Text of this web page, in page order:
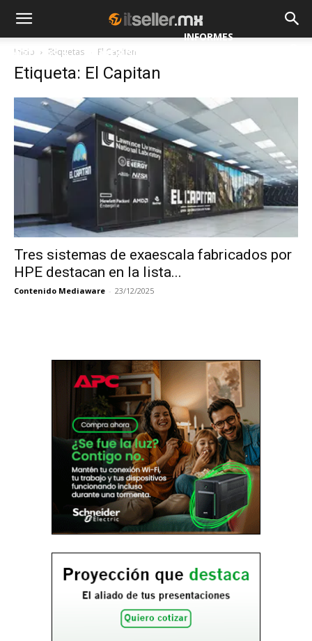
NOTICIAS MAYORISTAS
INFORMES
Inicio Etiquetas El Capitan
Etiqueta: El Capitan
Tres sistemas de exaescala fabricados por
HPE destacan en la lista...
Contenido Mediaware - 23/12/2025